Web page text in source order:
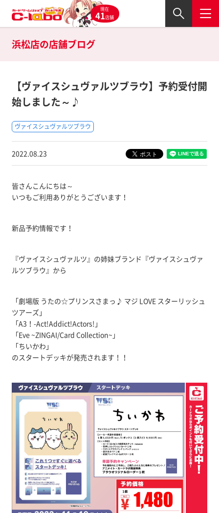
現在
41店舗
浜松店の店舗ブログ
【ヴァイスシュヴァルツブラウ】予約受付開
始しました～♪
ヴァイスシュヴァルツブラウ
2022.08.23
皆さんこんにちは～
いつもご利用ありがとうございます！
新品予約情報です！
『ヴァイスシュヴァルツ』の姉妹ブランド『ヴァイスシュヴァ
ルツブラウ』から
「劇場版 うたの☆プリンスさまっ♪ マジ LOVE スターリッシュ
ツアーズ」
「A3！-Act!Addict!Actors!」
「Eve ~ZINGAI/Card Collection~」
「ちいかわ」
のスタートデッキが発売されます！！